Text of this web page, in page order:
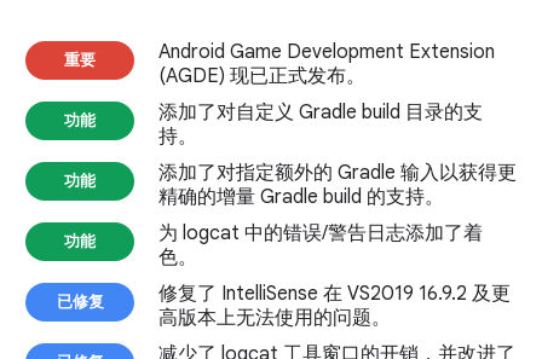
重要
Android Game Development Extension
(AGDE) 现已正式发布。
功能
添加了对自定义 Gradle build 目录的支
持。
功能
添加了对指定额外的 Gradle 输入以获得更
精确的增量 Gradle build 的支持。
功能
为 logcat 中的错误/警告日志添加了着
色。
已修复
修复了 IntelliSense 在 VS2019 16.9.2 及更
高版本上无法使用的问题。
减少了 logcat 工具窗口的开销，并改进了